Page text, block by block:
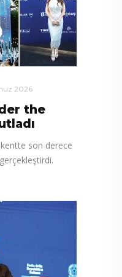
2026
the
son derece